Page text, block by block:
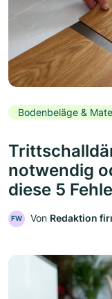
Bodenbeläge &
notwendig
diese 5
FW Von Redaktion